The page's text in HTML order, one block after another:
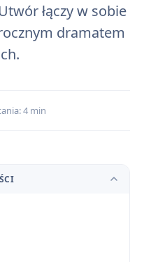
łączy w sobie
dramatem
4 min